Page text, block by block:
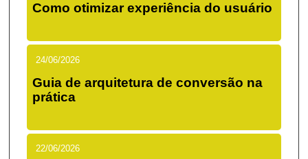
Como otimizar experiência do usuário
24/06/2026
Guia de arquitetura de conversão na
prática
22/06/2026